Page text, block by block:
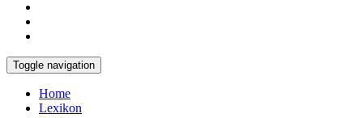
Toggle navigation
Home
Lexikon